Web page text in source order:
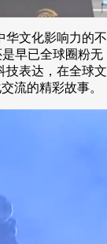
华文化影响力的不
早已全球圈粉无
技表达，在全球文
流的精彩故事。